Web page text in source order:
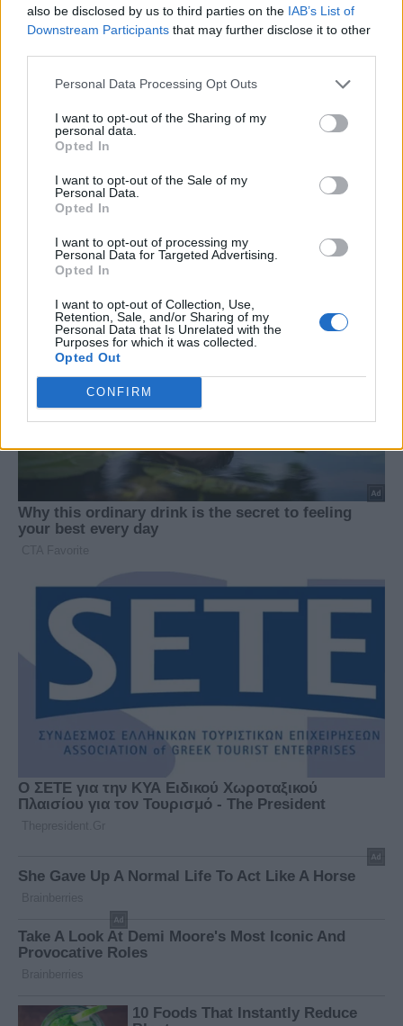
also be disclosed by us to third parties on the IAB’s List of
Downstream Participants that may further disclose it to other
Personal Data Processing Opt Outs
I want to opt-out of the Sharing of my
personal data.
Opted In
I want to opt-out of the Sale of my
Personal Data.
Opted In
I want to opt-out of processing my
Personal Data for Targeted Advertising.
Opted In
I want to opt-out of Collection, Use,
Retention, Sale, and/or Sharing of my
Personal Data that Is Unrelated with the
Purposes for which it was collected.
Opted Out
CONFIRM